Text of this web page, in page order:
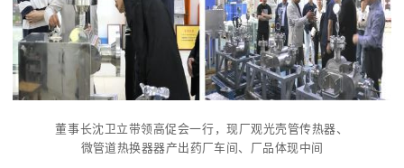
董事长沈卫立带领高促会一行，现厂观光壳管传热器、
微管道热换器器产出药厂车间、厂品体现中间